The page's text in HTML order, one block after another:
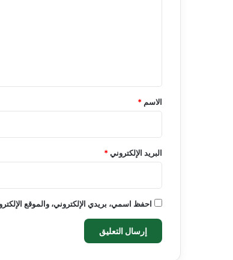
*
الاسم *
البريد الإلكتروني*
احفظ اسمي، بريدي الإلكتروني، والموقع